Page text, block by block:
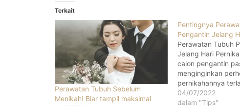
Terkait
Perawatan Tubuh Sebelum
Menikah! Biar tampil maksimal
Pentingnya
Pengantin Jelang
Perawatan Tubuh
Jelang Hari
calon pengantin
menginginkan
pernikahannya
sempurna. Dan
pernikahan yang
04/07/2022
dalam "Tips"